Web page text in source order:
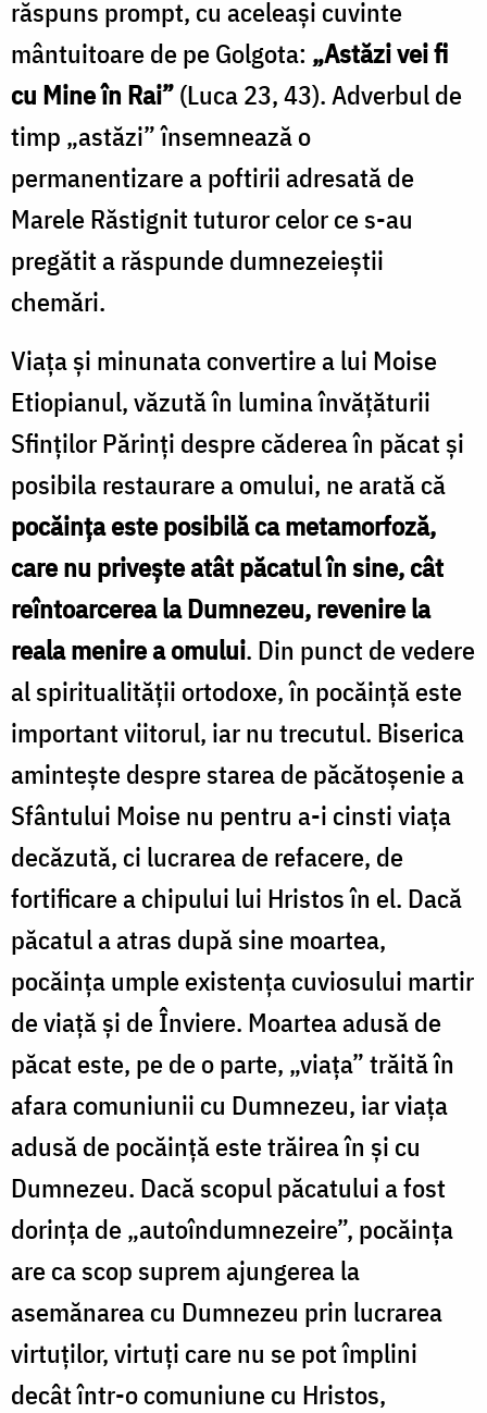
răspuns prompt, cu aceleași cuvinte
mântuitoare de pe Golgota: „Astăzi vei fi
cu Mine în Rai”(Luca 23, 43). Adverbul de
timp „astăzi” însemnează o
permanentizare a poftirii adresată de
Marele Răstignit tuturor celor ce s-au
pregătit a răspunde dumnezeieștii
chemări.
Viața și minunata convertire a lui Moise
Etiopianul, văzută în lumina învățăturii
Sfinților Părinți despre căderea în păcat și
posibila restaurare a omului, ne arată că
pocăinţa este posibilă ca metamorfoză,
care nu priveşte atât păcatul în sine, cât
reîntoarcerea la Dumnezeu, revenire la
reala menire a omului. Din punct de vedere
al spiritualităţii ortodoxe, în pocăinţă este
important viitorul, iar nu trecutul. Biserica
amintește despre starea de păcătoșenie a
Sfântului Moise nu pentru a-i cinsti viața
decăzută, ci lucrarea de refacere, de
fortificare a chipului lui Hristos în el. Dacă
păcatul a atras după sine moartea,
pocăinţa umple existența cuviosului martir
de viaţă şi de Înviere. Moartea adusă de
păcat este, pe de o parte, „viaţa” trăită în
afara comuniunii cu Dumnezeu, iar viaţa
adusă de pocăinţă este trăirea în şi cu
Dumnezeu. Dacă scopul păcatului a fost
dorinţa de „autoîndumnezeire”, pocăinţa
are ca scop suprem ajungerea la
asemănarea cu Dumnezeu prin lucrarea
virtuţilor, virtuţi care nu se pot împlini
decât într-o comuniune cu Hristos,